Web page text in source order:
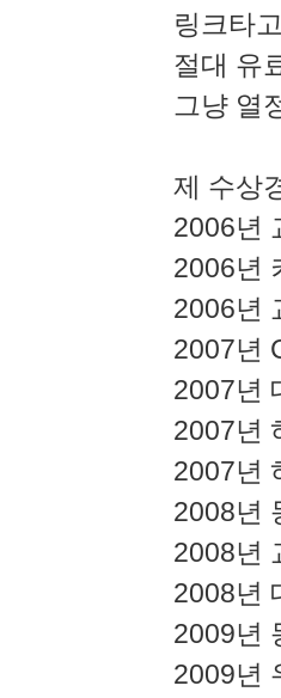
링크타
절대 유
그냥 열
제 수상
2006년
2006년
2006년
2007년
2007년
2007년
2007년
2008년
2008년
2008년
2009년
2009년